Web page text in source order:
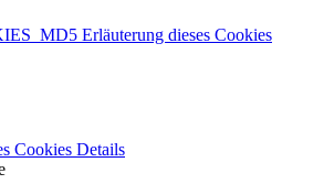
Erläuterung dieses Cookies
Cookies Details